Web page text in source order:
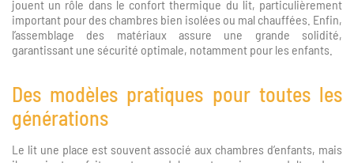
jouent un rôle dans le confort thermique du lit, particulièrement
important pour des chambres bien isolées ou mal chauffées. Enfin,
l’assemblage des matériaux assure une grande solidité,
garantissant une sécurité optimale, notamment pour les enfants.
Des modèles pratiques pour toutes les
générations
Le lit une place est souvent associé aux chambres d’enfants, mais